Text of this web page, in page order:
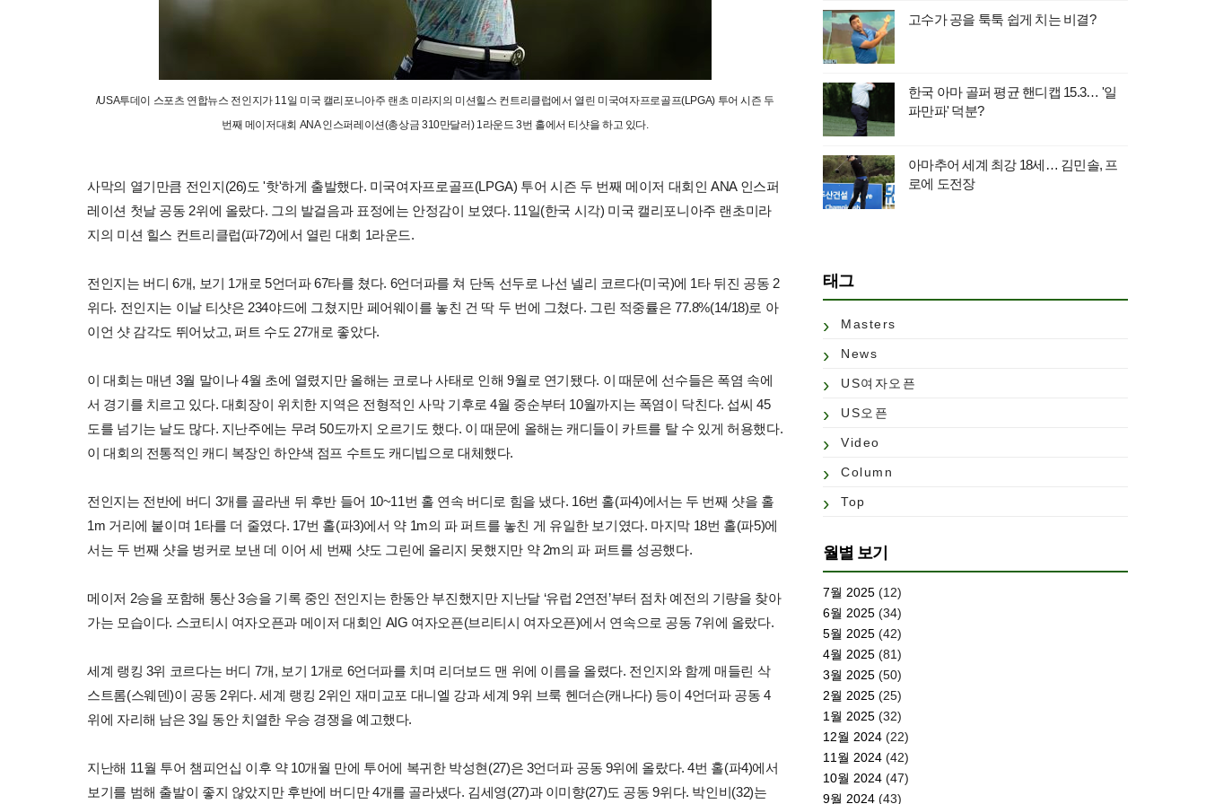
/USA투데이 스포츠 연합뉴스 전인지가 11일 미국 캘리포니아주 랜초 미라지의 미션힐스 컨트리클럽에서 열린 미국여자프로골프(LPGA) 투어 시즌 두
번째 메이저대회 ANA 인스퍼레이션(총상금 310만달러) 1라운드 3번 홀에서 티샷을 하고 있다.
사막의 열기만큼 전인지(26)도 '핫'하게 출발했다. 미국여자프로골프(LPGA) 투어 시즌 두 번째 메이저 대회인 ANA 인스퍼
레이션 첫날 공동 2위에 올랐다. 그의 발걸음과 표정에는 안정감이 보였다. 11일(한국 시각) 미국 캘리포니아주 랜초미라
지의 미션 힐스 컨트리클럽(파72)에서 열린 대회 1라운드.
전인지는 버디 6개, 보기 1개로 5언더파 67타를 쳤다. 6언더파를 쳐 단독 선두로 나선 넬리 코르다(미국)에 1타 뒤진 공동 2
위다. 전인지는 이날 티샷은 234야드에 그쳤지만 페어웨이를 놓친 건 딱 두 번에 그쳤다. 그린 적중률은 77.8%(14/18)로 아
이언 샷 감각도 뛰어났고, 퍼트 수도 27개로 좋았다.
이 대회는 매년 3월 말이나 4월 초에 열렸지만 올해는 코로나 사태로 인해 9월로 연기됐다. 이 때문에 선수들은 폭염 속에
서 경기를 치르고 있다. 대회장이 위치한 지역은 전형적인 사막 기후로 4월 중순부터 10월까지는 폭염이 닥친다. 섭씨 45
도를 넘기는 날도 많다. 지난주에는 무려 50도까지 오르기도 했다. 이 때문에 올해는 캐디들이 카트를 탈 수 있게 허용했다.
이 대회의 전통적인 캐디 복장인 하얀색 점프 수트도 캐디빕으로 대체했다.
전인지는 전반에 버디 3개를 골라낸 뒤 후반 들어 10~11번 홀 연속 버디로 힘을 냈다. 16번 홀(파4)에서는 두 번째 샷을 홀
1m 거리에 붙이며 1타를 더 줄였다. 17번 홀(파3)에서 약 1m의 파 퍼트를 놓친 게 유일한 보기였다. 마지막 18번 홀(파5)에
서는 두 번째 샷을 벙커로 보낸 데 이어 세 번째 샷도 그린에 올리지 못했지만 약 2m의 파 퍼트를 성공했다.
메이저 2승을 포함해 통산 3승을 기록 중인 전인지는 한동안 부진했지만 지난달 ‘유럽 2연전’부터 점차 예전의 기량을 찾아
가는 모습이다. 스코티시 여자오픈과 메이저 대회인 AIG 여자오픈(브리티시 여자오픈)에서 연속으로 공동 7위에 올랐다.
세계 랭킹 3위 코르다는 버디 7개, 보기 1개로 6언더파를 치며 리더보드 맨 위에 이름을 올렸다. 전인지와 함께 매들린 삭
스트롬(스웨덴)이 공동 2위다. 세계 랭킹 2위인 재미교포 대니엘 강과 세계 9위 브룩 헨더슨(캐나다) 등이 4언더파 공동 4
위에 자리해 남은 3일 동안 치열한 우승 경쟁을 예고했다.
지난해 11월 투어 챔피언십 이후 약 10개월 만에 투어에 복귀한 박성현(27)은 3언더파 공동 9위에 올랐다. 4번 홀(파4)에서
보기를 범해 출발이 좋지 않았지만 후반에 버디만 4개를 골라냈다. 김세영(27)과 이미향(27)도 공동 9위다. 박인비(32)는
고수가 공을 툭툭 쉽게 치는 비결?
한국 아마 골퍼 평균 핸디캡 15.3… '일
파만파' 덕분?
아마추어 세계 최강 18세… 김민솔, 프
로에 도전장
태그
Masters
News
US여자오픈
US오픈
Video
Column
Top
월별 보기
7월 2025 (12)
6월 2025 (34)
5월 2025 (42)
4월 2025 (81)
3월 2025 (50)
2월 2025 (25)
1월 2025 (32)
12월 2024 (22)
11월 2024 (42)
10월 2024 (47)
9월 2024 (43)